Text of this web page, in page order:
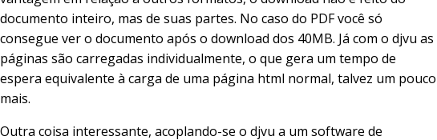
documento inteiro, mas de suas partes. No caso do PDF você só
consegue ver o documento após o download dos 40MB. Já com o djvu as
páginas são carregadas individualmente, o que gera um tempo de
espera equivalente à carga de uma página html normal, talvez um pouco
mais.
Outra coisa interessante, acoplando-se o djvu a um software de